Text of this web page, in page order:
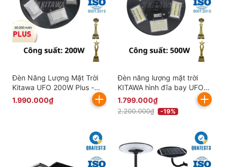
Đèn Năng Lượng Mặt Trời
Kitawa UFO 200W Plus -
UF1200P ( 60.000 mAH)
1.990.000₫
Đèn năng lượng mặt trời
KITAWA hình đĩa bay UFO
500W UF5500
1.799.000₫
2.200.000₫ -19%